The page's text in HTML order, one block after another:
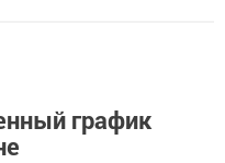
график